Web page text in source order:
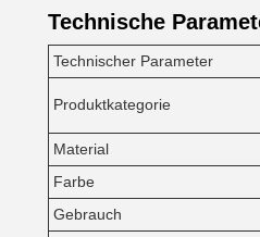
Technische
Technischer Parameter
Produktkategorie
Material
Farbe
Gebrauch